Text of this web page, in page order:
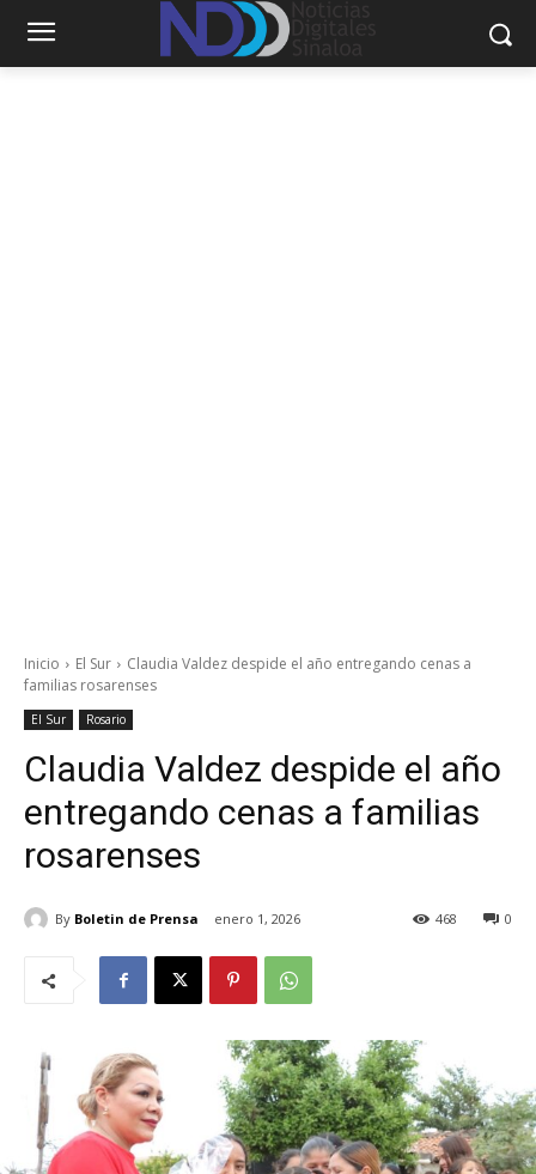
Inicio El Sur
Claudia Valdez despide el año entregando cenas a
familias rosarenses
El Sur Rosario
Claudia Valdez despide el año
entregando cenas a familias
rosarenses
By Boletin de Prensa enero 1, 2026 0
468